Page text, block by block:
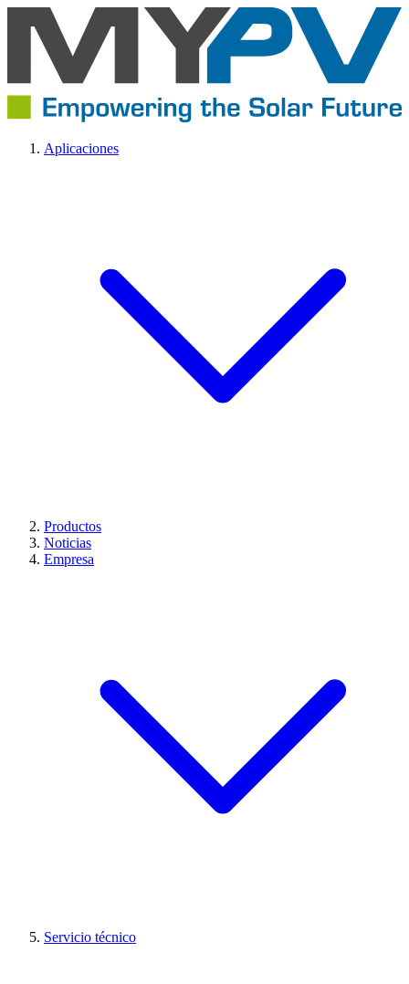
Aplicaciones
Productos
Noticias
Empresa
Servicio técnico